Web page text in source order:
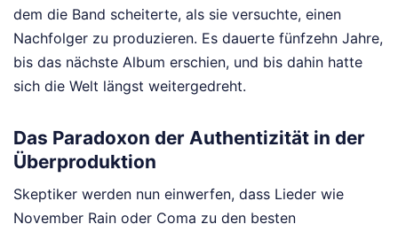
dem die Band scheiterte, als sie versuchte, einen
Nachfolger zu produzieren. Es dauerte fünfzehn Jahre,
bis das nächste Album erschien, und bis dahin hatte
sich die Welt längst weitergedreht.
Das Paradoxon der Authentizität in der
Überproduktion
Skeptiker werden nun einwerfen, dass Lieder wie
November Rain oder Coma zu den besten